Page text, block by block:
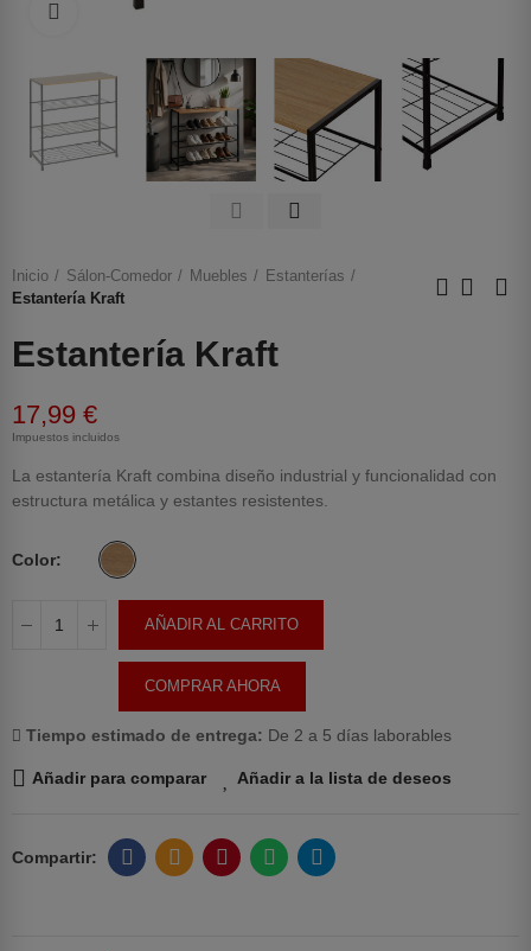
Haga clic para ampliar
Inicio Sálon-Comedor Muebles
Estanterías
Estantería Kraft
Estantería Kraft
17,99 €
Impuestos incluidos
La estantería Kraft combina diseño industrial y funcionalidad con
estructura metálica y estantes resistentes.
Color
AÑADIR AL CARRITO
COMPRAR AHORA
Tiempo estimado de entrega: De 2 a 5 días laborables
Añadir para comparar Añadir a la lista de deseos